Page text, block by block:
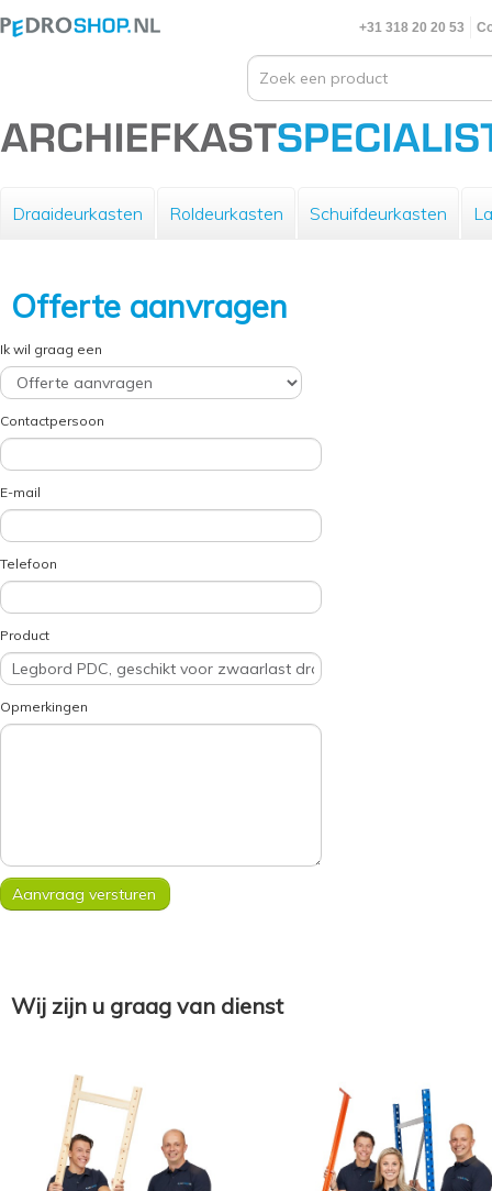
+31 318 20 20 53
Draaideurkasten Roldeurkasten Schuifdeurkasten
Offerte aanvragen
Ik wil graag een
Contactpersoon
E-mail
Telefoon
Product
Opmerkingen
Wij zijn u graag van dienst